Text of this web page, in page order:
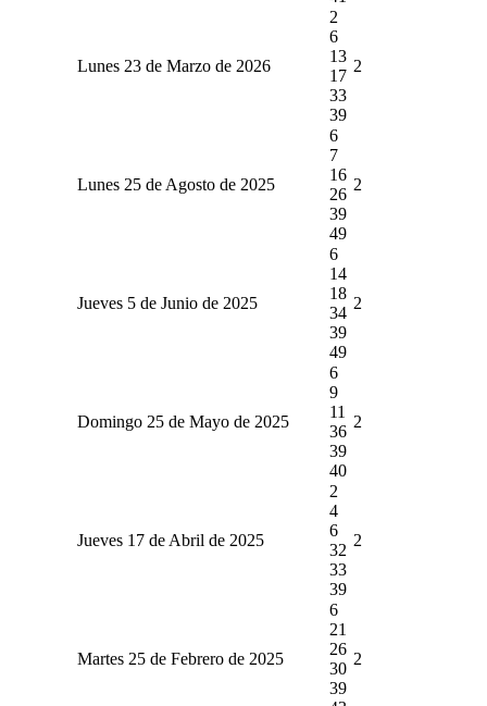
Lunes 23 de Marzo de 2026
2
6
13
17
33
39
2
Lunes 25 de Agosto de 2025
6
7
16
26
39
49
2
Jueves 5 de Junio de 2025
6
14
18
34
39
49
2
Domingo 25 de Mayo de 2025
6
9
11
36
39
40
2
Jueves 17 de Abril de 2025
2
4
6
32
33
39
2
Martes 25 de Febrero de 2025
6
21
26
30
39
2